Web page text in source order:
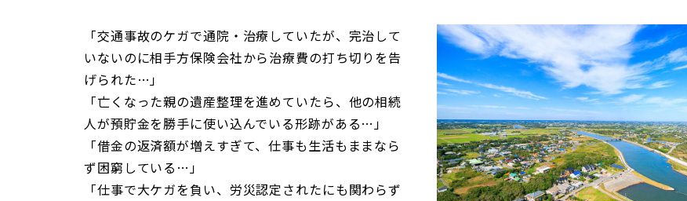
「交通事故のケガで通院・治療していたが、完治して
いないのに相手方保険会社から治療費の打ち切りを告
げられた…」
「亡くなった親の遺産整理を進めていたら、他の相続
人が預貯金を勝手に使い込んでいる形跡がある…」
「借金の返済額が増えすぎて、仕事も生活もままなら
ず困窮している…」
「仕事で大ケガを負い、労災認定されたにも関わらず